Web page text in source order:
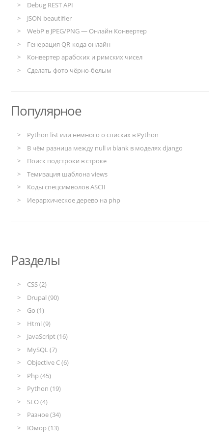
Debug REST API
JSON beautifier
WebP в JPEG/PNG — Онлайн Конвертер
Генерация QR-кода онлайн
Конвертер арабских и римских чисел
Сделать фото чёрно-белым
Популярное
Python list или немного о списках в Python
В чём разница между null и blank в моделях django
Поиск подстроки в строке
Темизация шаблона views
Коды спецсимволов ASCII
Иерархическое дерево на php
Разделы
CSS (2)
Drupal (90)
Go (1)
Html (9)
JavaScript (16)
MySQL (7)
Objective C (6)
Php (45)
Python (19)
SEO (4)
Разное (34)
Юмор (13)